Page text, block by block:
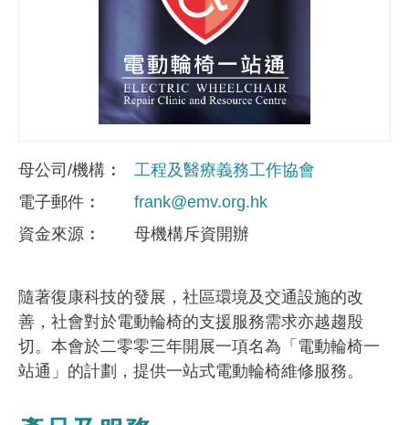
母公司/機構
工程及醫療義務工作協會
電子郵件
frank@emv.org.hk
資金來​源
母機構斥資開辦
隨著復康科技的發展，社區環境及交通設施的改
善，社會對於電動輪椅的支援服務需求亦越趨殷
切。本會於二零零三年開展一項名為「電動輪椅一
站通」的計劃，提供一站式電動輪椅維修服務。